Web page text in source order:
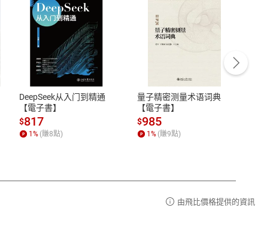
豫期
易解
品性
請參
客服資訊
服務時間：週一到週五 10:00-12:00、
13:00-17:00 (國定假日及例假日休息)
客服電話：0080-1857077
DeepSeek从入门到精通
【電子書】
$817
1% (賺8點)
量子精密测量术语词典
【電子書】
$985
1% (賺9點)
由飛比價格提供的資訊